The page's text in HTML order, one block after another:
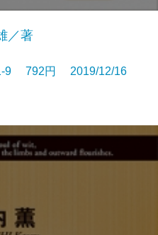
／著
9 792円 2019/12/16